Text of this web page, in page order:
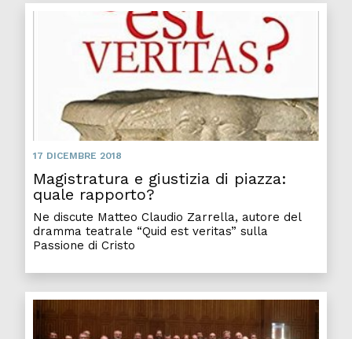
17 DICEMBRE 2018
Magistratura e giustizia di piazza:
quale rapporto?
Ne discute Matteo Claudio Zarrella, autore del
dramma teatrale “Quid est veritas” sulla
Passione di Cristo